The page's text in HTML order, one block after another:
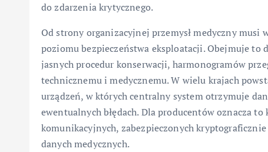
do zdarzenia krytycznego.
Od strony organizacyjnej przemysł medyczny
poziomu bezpieczeństwa eksploatacji. Obejmuje to
jasnych procedur konserwacji, harmonogramów
technicznemu i medycznemu. W wielu krajach
urządzeń, w których centralny system otrzymuje
ewentualnych błędach. Dla producentów oznacza
komunikacyjnych, zabezpieczonych
danych medycznych.